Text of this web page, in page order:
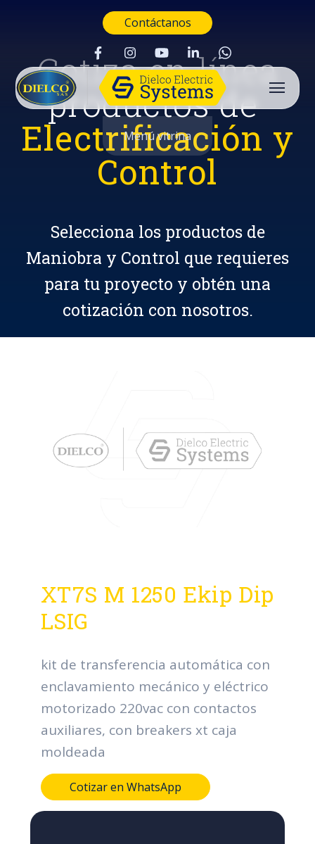
Contáctanos
Menú vitrina
Cotiza en línea
productos de
Electrificación y
Control
Selecciona los productos de
Maniobra y Control que requieres
para tu proyecto y obtén una
cotización con nosotros.
XT7S M 1250 Ekip Dip
LSIG
kit de transferencia automática con
enclavamiento mecánico y eléctrico
motorizado 220vac con contactos
auxiliares, con breakers xt caja
moldeada
Cotizar en WhatsApp